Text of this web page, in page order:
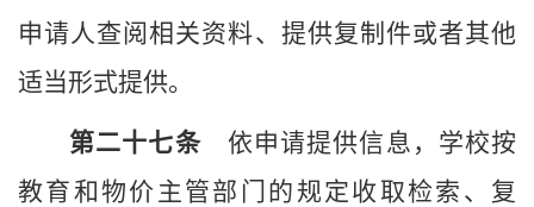
申请人查阅相关资料、提供复制件或者其他
适当形式提供。
第二十七条依申请提供信息， 学校按
教育和物价主管部门的规定收取检索、复